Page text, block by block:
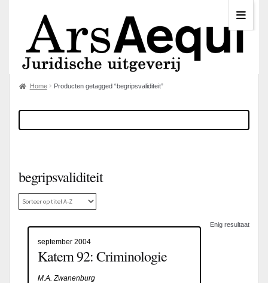
Home Producten getagged “begripsvaliditeit”
begripsvaliditeit
Enig resultaat
september 2004
Katern 92: Criminologie
M.A. Zwanenburg